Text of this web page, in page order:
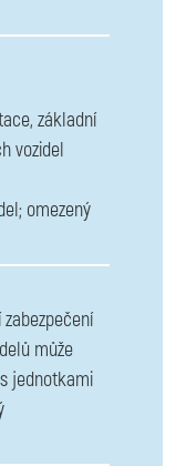
základní
vozidel
omezený
zabezpečení
může
jednotkami